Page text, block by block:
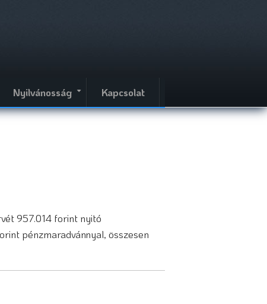
Nyilvánosság Kapcsolat
957.014 forint nyitó
pénzmaradvánnyal, összesen